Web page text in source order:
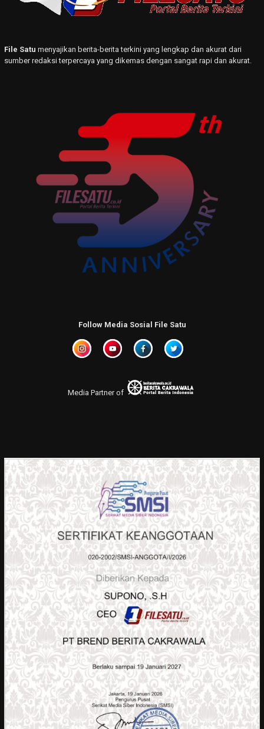
File Satu menyajikan berita-berita terkini yang lengkap dan akurat dari
sumber redaksi terpercaya yang dikemas dengan sangat rapi dan akurat.
Follow Media Sosial File Satu
Media Partner of